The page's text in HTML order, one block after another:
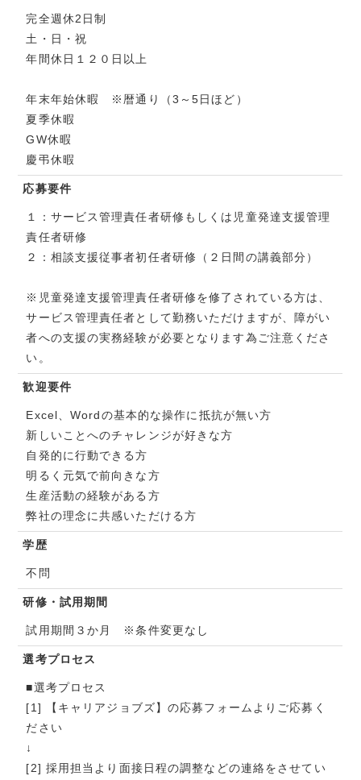
完全週休2日制
土・日・祝
年間休日１２０日以上
年末年始休暇 ※暦通り（3～5日ほど）
夏季休暇
GW休暇
慶弔休暇
応募要件
１：サービス管理責任者研修もしくは児童発達支援管理
責任者研修
２：相談支援従事者初任者研修（２日間の講義部分）
※児童発達支援管理責任者研修を修了されている方は、
サービス管理責任者として勤務いただけますが、障がい
者への支援の実務経験が必要となります為ご注意くださ
い。
歓迎要件
Excel、Wordの基本的な操作に抵抗が無い方
新しいことへのチャレンジが好きな方
自発的に行動できる方
明るく元気で前向きな方
生産活動の経験がある方
弊社の理念に共感いただける方
学歴
不問
研修・試用期間
試用期間３か月 ※条件変更なし
選考プロセス
■選考プロセス
[1] 【キャリアジョブズ】の応募フォームよりご応募く
ださい
↓
[2] 採用担当より面接日程の調整などの連絡をさせてい